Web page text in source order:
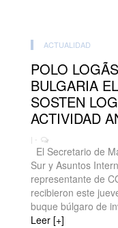
ACTUALIDAD
POLO
BULGARIA
SOSTEN
ACTIVIDAD
| -
El Secretario de
Sur y Asuntos
representante de
recibieron este
buque búlgaro de
Leer [+]